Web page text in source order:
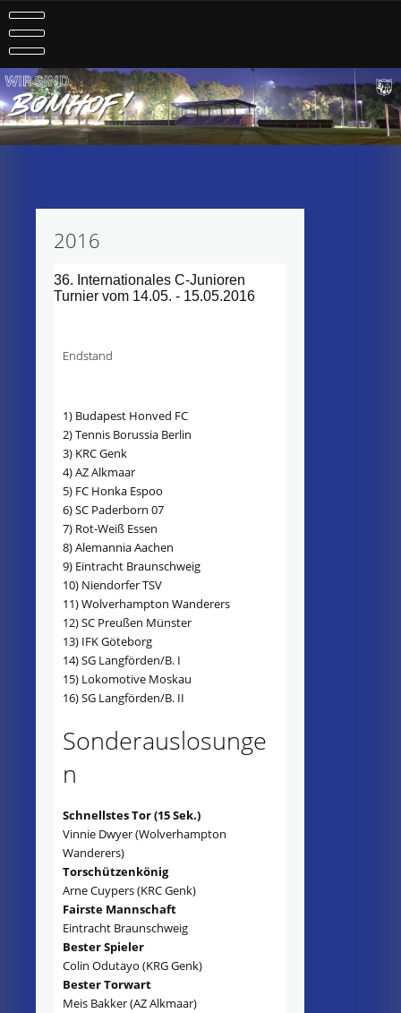
to
content
2016
36. Internationales C-Junioren
Turnier vom 14.05. - 15.05.2016
Endstand
1) Budapest Honved FC
2) Tennis Borussia Berlin
3) KRC Genk
4) AZ Alkmaar
5) FC Honka Espoo
6) SC Paderborn 07
7) Rot-Weiß Essen
8) Alemannia Aachen
9) Eintracht Braunschweig
10) Niendorfer TSV
11) Wolverhampton Wanderers
12) SC Preußen Münster
13) IFK Göteborg
14) SG Langförden/B. I
15) Lokomotive Moskau
16) SG Langförden/B. II
Sonderauslosunge
n
Schnellstes Tor (15 Sek.)
Vinnie Dwyer (Wolverhampton
Wanderers)
Torschützenkönig
Arne Cuypers (KRC Genk)
Fairste Mannschaft
Eintracht Braunschweig
Bester Spieler
Colin Odutayo (KRG Genk)
Bester Torwart
Meis Bakker (AZ Alkmaar)